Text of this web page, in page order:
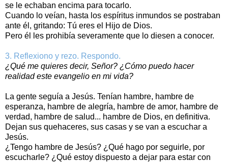
se le echaban encima para tocarlo.
Cuando lo veían, hasta los espíritus inmundos se postraban
ante él, gritando: Tú eres el Hijo de Dios.
Pero él les prohibía severamente que lo diesen a conocer.
3. Reflexiono y rezo. Respondo.
¿Qué me quieres decir, Señor? ¿Cómo puedo hacer
realidad este evangelio en mi vida?
La gente seguía a Jesús. Tenían hambre, hambre de
esperanza, hambre de alegría, hambre de amor, hambre de
verdad, hambre de salud... hambre de Dios, en definitiva.
Dejan sus quehaceres, sus casas y se van a escuchar a
Jesús.
¿Tengo hambre de Jesús? ¿Qué hago por seguirle, por
escucharle? ¿Qué estoy dispuesto a dejar para estar con